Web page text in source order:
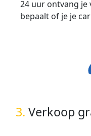
24 uur ontvang je
bepaalt of je je
3. Verkoop